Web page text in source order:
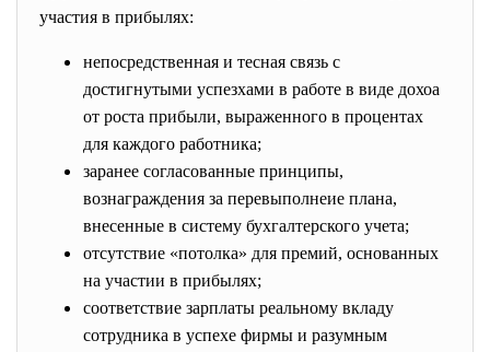
участия в прибылях:
непосредственная и тесная связь с
достигнутыми успезхами в работе в виде дохоа
от роста прибыли, выраженного в процентах
для каждого работника;
заранее согласованные принципы,
вознаграждения за перевыполнеие плана,
внесенные в систему бухгалтерского учета;
отсутствие «потолка» для премий, основанных
на участии в прибылях;
соответствие зарплаты реальному вкладу
сотрудника в успехе фирмы и разумным